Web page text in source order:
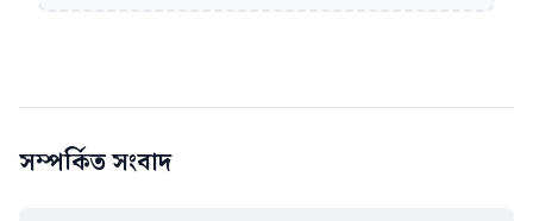
সম্পর্কিত সংবাদ